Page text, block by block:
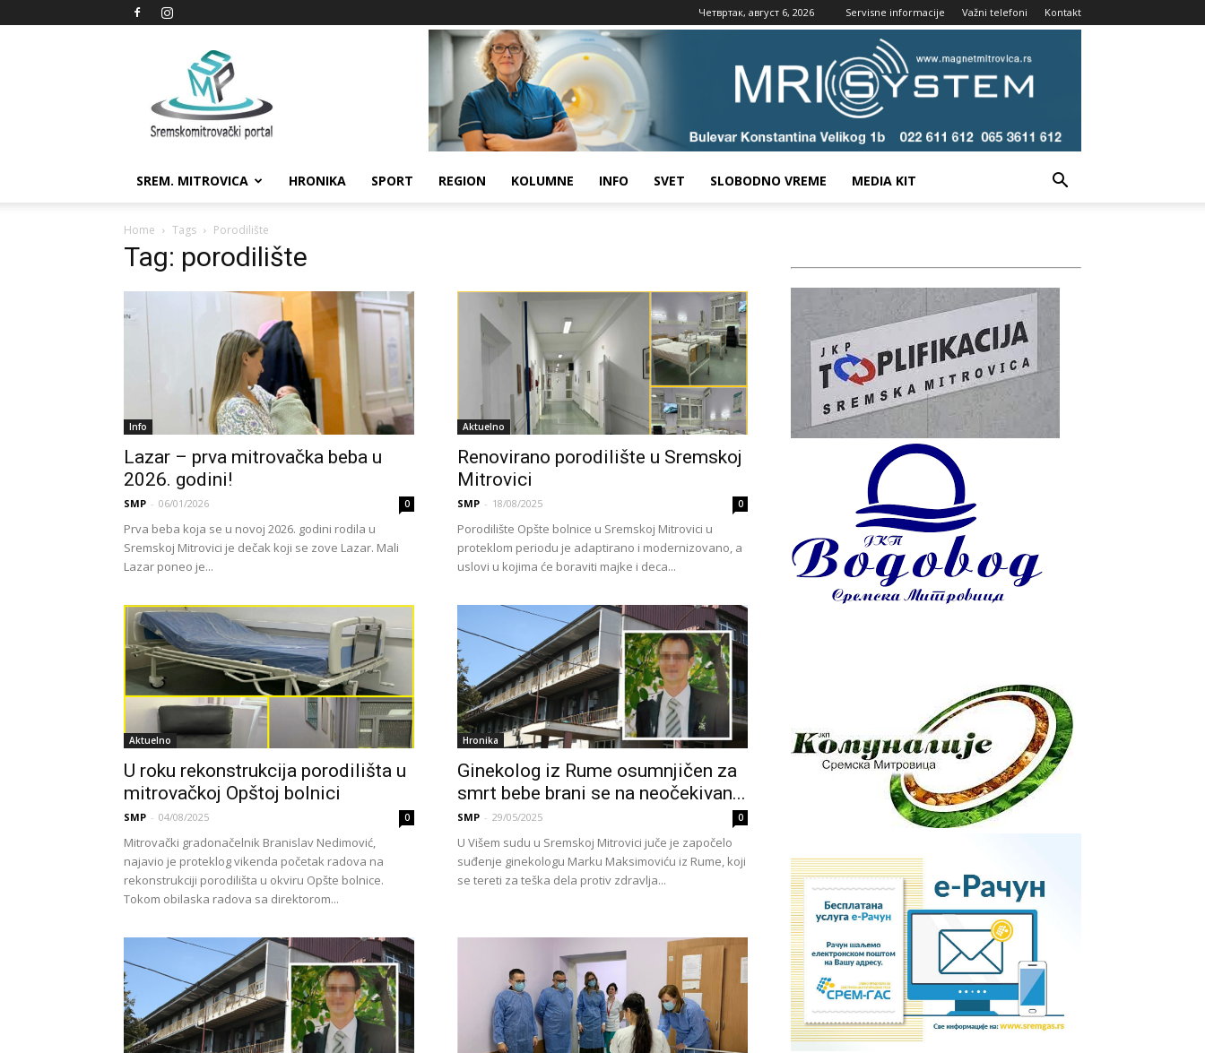
Четвртак, август 6, 2026 Servisne informacije Važni telefoni Kontakt
Sremskomitrovački
portal
SREM. MITROVICA HRONIKA SPORT REGION KOLUMNE INFO SVET SLOBODNO VREME MEDIA KIT
Home Tags Porodilište
Tag: porodilište
Info
Lazar – prva mitrovačka beba u
2026. godini!
SMP - 06/01/2026 0
Prva beba koja se u novoj 2026. godini rodila u
Sremskoj Mitrovici je dečak koji se zove Lazar. Mali
Lazar poneo je...
Aktuelno
Renovirano porodilište u Sremskoj
Mitrovici
SMP - 18/08/2025 0
Porodilište Opšte bolnice u Sremskoj Mitrovici u
proteklom periodu je adaptirano i modernizovano, a
uslovi u kojima će boraviti majke i deca...
Aktuelno
U roku rekonstrukcija porodilišta u
mitrovačkoj Opštoj bolnici
SMP - 04/08/2025 0
Mitrovački gradonačelnik Branislav Nedimović,
najavio je proteklog vikenda početak radova na
rekonstrukciji porodilišta u okviru Opšte bolnice.
Tokom obilaska radova sa direktorom...
Hronika
Ginekolog iz Rume osumnjičen za
smrt bebe brani se na neočekivan...
SMP - 29/05/2025 0
U Višem sudu u Sremskoj Mitrovici juče je započelo
suđenje ginekologu Marku Maksimoviću iz Rume, koji
se tereti za teška dela protiv zdravlja...